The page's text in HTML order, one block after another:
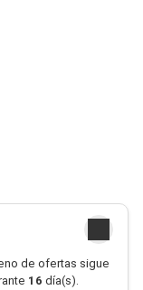
de ofertas sigue
16 día(s).